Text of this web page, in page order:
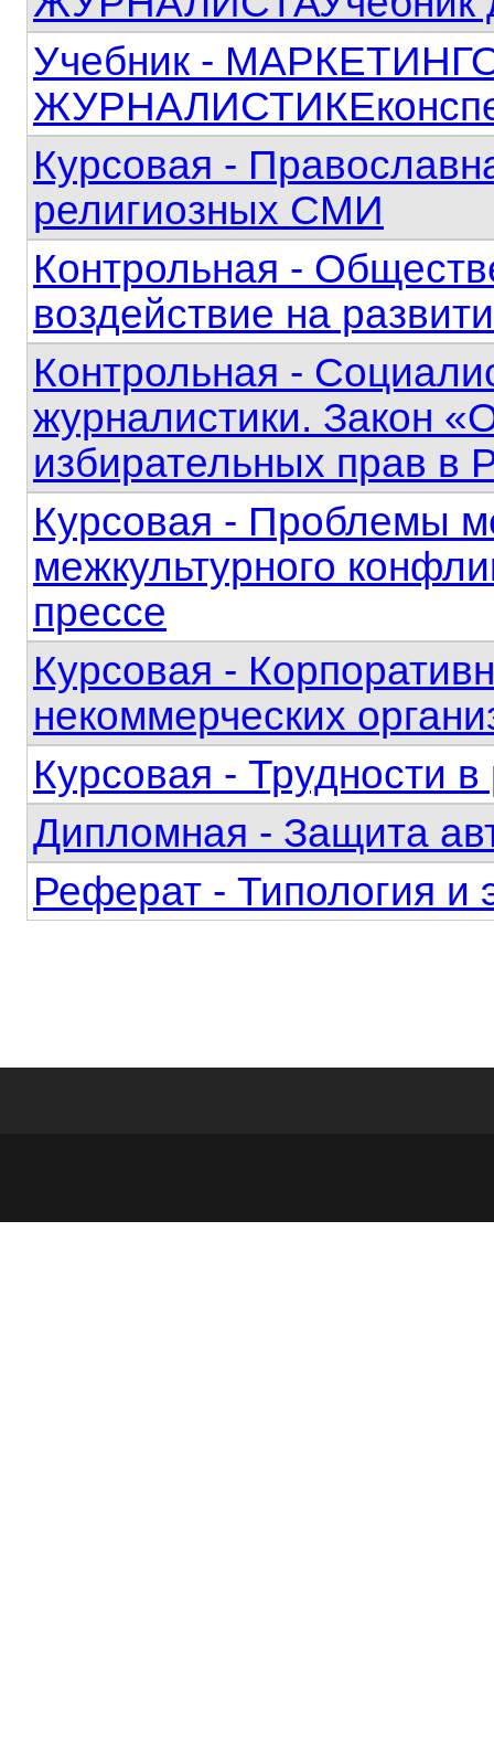
Учебник -
Курсовая -
религиозных СМИ
Контрольная -
воздействие на
Контрольная -
журналистики. Закон
избирательных прав
Курсовая - Проблемы
межкультурного
прессе
Курсовая -
некоммерческих
Курсовая - Трудности
Дипломная - Защита
Реферат - Типология